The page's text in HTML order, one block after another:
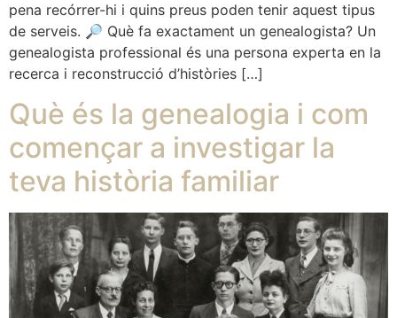
pena recórrer-hi i quins preus poden tenir aquest tipus
de serveis. 🔎 Què fa exactament un genealogista? Un
genealogista professional és una persona experta en la
recerca i reconstrucció d’històries […]
Què és la genealogia i com
començar a investigar la
teva història familiar